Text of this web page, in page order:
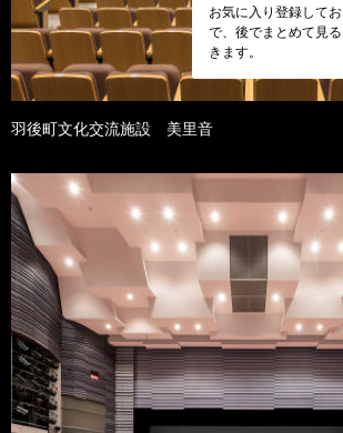
お気に入り登録して
で、後でまとめて見
きます。
羽後町文化交流施設 美里音